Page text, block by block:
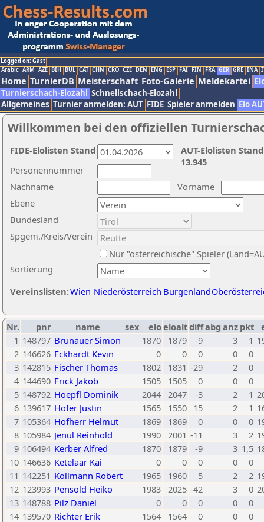
Logged on: Gast
Arabic ARM AZE BIH BUL CAT CHN CRO CZE DEN ENG ESP FAI FIN FRA GER GRE INA
Home TurnierDB Meisterschaft Foto-Galerie Meldekartei
Turnierschach-Elozahl Schnellschach-Elozahl
Allgemeines Turnier anmelden: AUT FIDE Spieler anmelden Elo
Willkommen bei den offiziellen
Nachname
Vorname
Ebene
Sortierung
Personennummer
Bundesland
Spgem./Kreis/Verein
Nur "österreichische" Spieler
Vereinslisten:Wien Niederösterreich Burgenland
AUT-Elolisten
13.945
FIDE-Elolisten Stand
Nr. pnr name sex eloeloaltdiffabg anz pkt
1 148797 Brunauer Simon 1870 1879 -9 3 1
2 146626 Eckhardt Kevin 0 0 0 0
0
3 142815 Fischer Thomas 1802 1831 -29 2
0
4 144690 Frick Jakob 1505 1505 0 0
0
5 148792 Hoepfl Dominik 2044 2047 -3 2 1
6 139617 Hofer Justin 1565 1550 15 2 1
7 105364 Hofherr Helmut 1869 1869 0 0 0
8 105984 Jenul Reinhold 1990 2001 -11 3 2
9 106494 Kerber Alfred 1870 1879 -9 3 1,5
10 146636 Ketelaar Kai 0 0 0 0
0
11 142251 Kollmann Robert 1965 1960 5 2 2
12 123993 Pensold Heiko 1983 2025 -42 3 0
13 148788 Pilz Daniel 0 0 0 0
0
14 139570 Richter Erik 1564 1564 0 0
0